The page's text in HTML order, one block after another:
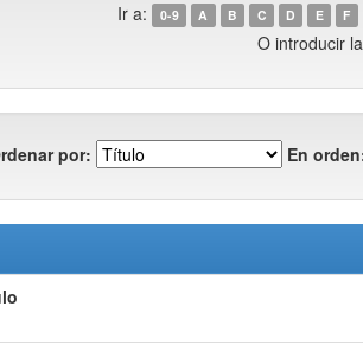
Ir a: 0-9 A B C D E F
O introducir
por: En